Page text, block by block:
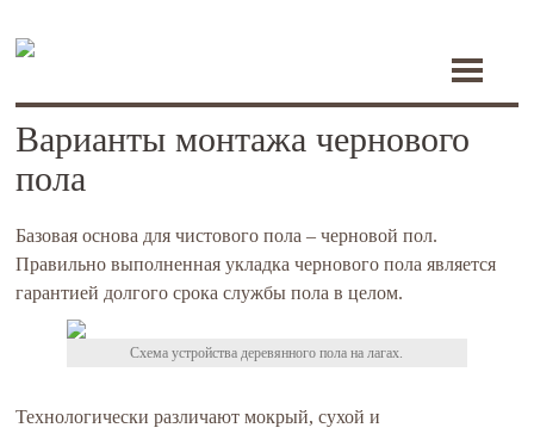
Toggle
Варианты монтажа чернового
пола
Базовая основа для чистового пола – черновой пол.
Правильно выполненная укладка чернового пола является
гарантией долгого срока службы пола в целом.
Схема устройства деревянного пола на лагах.
Технологически различают мокрый, сухой и